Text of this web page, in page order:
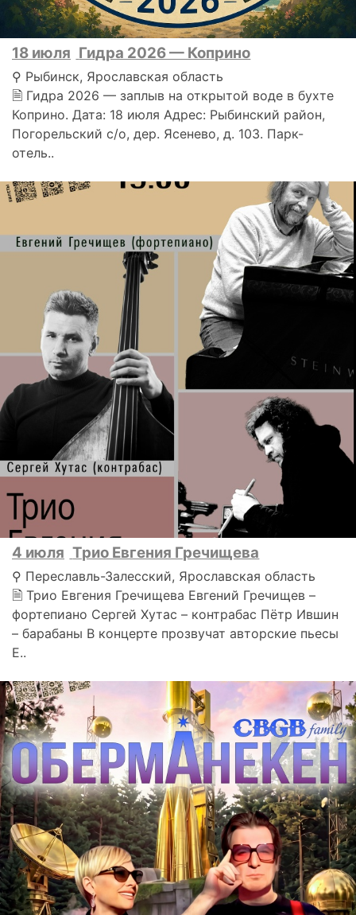
18 июля Гидра 2026 — Коприно
⚲ Рыбинск, Ярославская область
🗎 Гидра 2026 — заплыв на открытой воде в бухте
Коприно. Дата: 18 июля Адрес: Рыбинский район,
Погорельский с/о, дер. Ясенево, д. 103. Парк-
отель..
4 июля Трио Евгения Гречищева
⚲ Переславль-Залесский, Ярославская область
🗎 Трио Евгения Гречищева Евгений Гречищев –
фортепиано Сергей Хутас – контрабас Пётр Ившин
– барабаны В концерте прозвучат авторские пьесы
Е..